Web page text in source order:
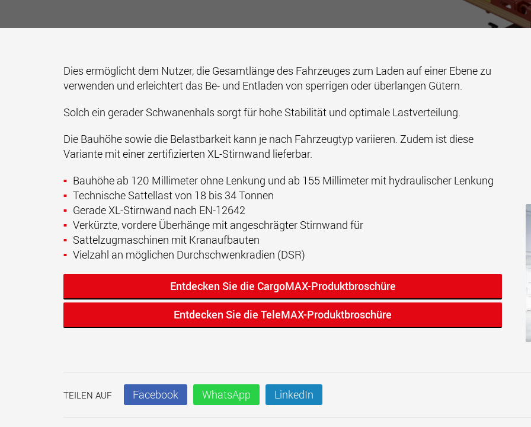
Dies ermöglicht dem Nutzer, die Gesamtlänge des Fahrzeuges zum Laden auf einer Ebene zu
verwenden und erleichtert das Be- und Entladen von sperrigen oder überlangen Gütern.
Solch ein gerader Schwanenhals sorgt für hohe Stabilität und optimale Lastverteilung.
Die Bauhöhe sowie die Belastbarkeit kann je nach Fahrzeugtyp variieren. Zudem ist diese
Variante mit einer zertifizierten XL-Stirnwand lieferbar.
Bauhöhe ab 120 Millimeter ohne Lenkung und ab 155 Millimeter mit hydraulischer Lenkung
Technische Sattellast von 18 bis 34 Tonnen
Gerade XL-Stirnwand nach EN-12642
Verkürzte, vordere Überhänge mit angeschrägter Stirnwand für
Sattelzugmaschinen mit Kranaufbauten
Vielzahl an möglichen Durchschwenkradien (DSR)
Entdecken Sie die CargoMAX-Produktbroschüre
Entdecken Sie die TeleMAX-Produktbroschüre
TEILEN AUF Facebook WhatsApp LinkedIn